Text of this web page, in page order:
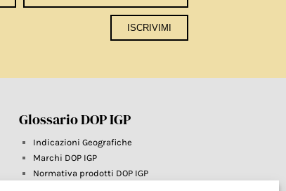
Glossario DOP IGP
Indicazioni Geografiche
Marchi DOP IGP
Normativa prodotti DOP IGP